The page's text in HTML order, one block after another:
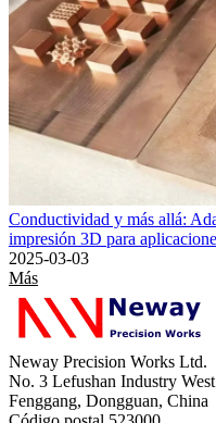
Conductividad y más allá:
impresión 3D para
2025-03-03
Más
Neway Precision Works Ltd.
No. 3 Lefushan Industry
Fenggang, Dongguan, China